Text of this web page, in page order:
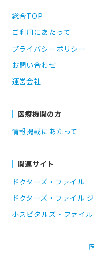
総合TOP
ご利用にあたって
プライバシーポリシー
お問い合わせ
運営会社
医療機関の方
情報掲載にあたって
関連サイト
ドクターズ・ファイル
ドクターズ・ファイル
ホスピタルズ・ファイル